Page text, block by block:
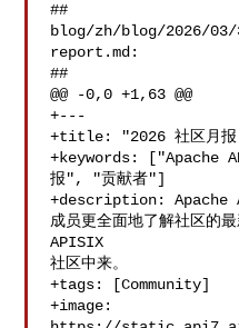
##
blog/zh/blog/2026/03/
report.md:
##
@@ -0,0 +1,63 @@
+---
+title: "2026 社区月
+keywords: ["Apache
报", "贡献者"]
+description: Apache
成员更全面地了解社区的
APISIX
社区中来。
+tags: [Community]
+image: